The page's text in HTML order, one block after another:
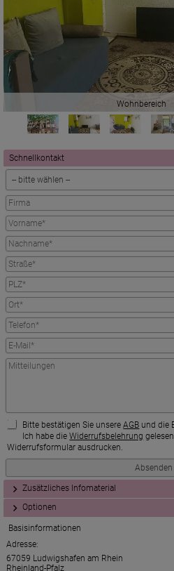
Wohnbereich
Schnellkontakt
Bitte bestätigen Sie unsereAGB und die
Ich habe dieWiderrufsbelehrung
Widerrufsformular ausdrucken.
Zusätzliches Infomaterial
Optionen
Basisinformationen
Adresse:
67059 Ludwigshafen am Rhein
Rheinland-Pfalz